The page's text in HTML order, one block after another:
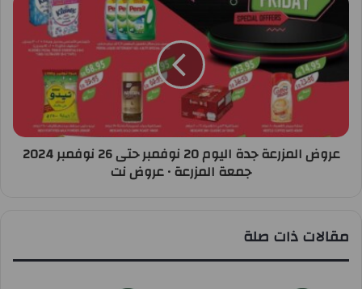
عروض المزرعة جدة اليوم 20 نوفمبر حتى 26 نوفمبر 2024
جمعة المزرعة • عروض نت
مقالات ذات صلة